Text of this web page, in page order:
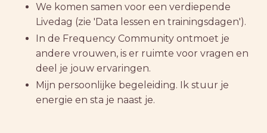
We komen samen voor een verdiepende
Livedag (zie 'Data lessen en trainingsdagen').
In de Frequency Community ontmoet je
andere vrouwen, is er ruimte voor vragen en
deel je jouw ervaringen.
Mijn persoonlijke begeleiding. Ik stuur je
energie en sta je naast je.